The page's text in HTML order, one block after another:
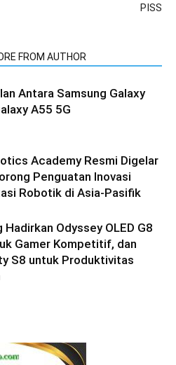
PISS
FROM AUTHOR
Antara Samsung Galaxy
A55 5G
Academy Resmi Digelar
Penguatan Inovasi
Robotik di Asia-Pasifik
Hadirkan Odyssey OLED G8
Gamer Kompetitif, dan
S8 untuk Produktivitas